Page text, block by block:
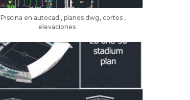
Piscina en autocad , planos dwg, cortes ,
elevaciones